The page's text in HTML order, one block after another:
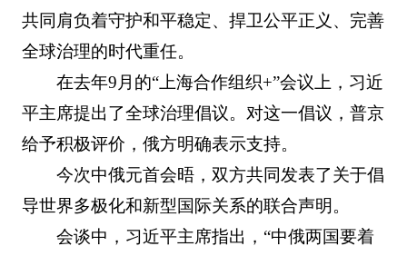
共同肩负着守护和平稳定、捍卫公平正义、完善
全球治理的时代重任。
在去年9月的“上海合作组织+”会议上，习近
平主席提出了全球治理倡议。对这一倡议，普京
给予积极评价，俄方明确表示支持。
今次中俄元首会晤，双方共同发表了关于倡
导世界多极化和新型国际关系的联合声明。
会谈中，习近平主席指出，“中俄两国要着